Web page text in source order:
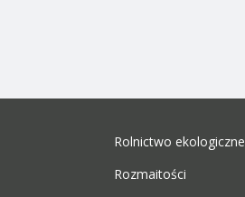
Rolnictwo ekologiczne
Rozmaitości